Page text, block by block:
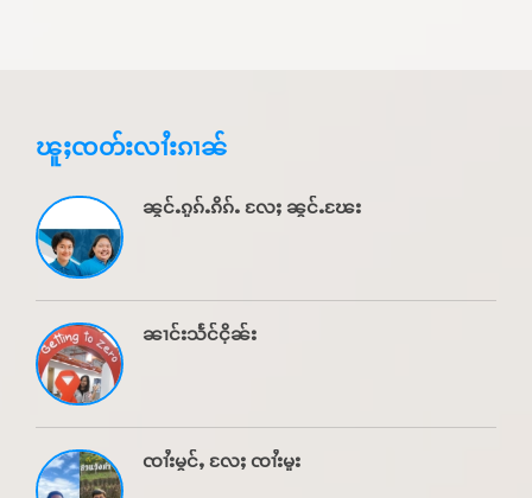
ၽူႈၸတ်းလၢႆးၵၢၼ်
ၼွင်ႉၵူၵ်ႉၵိၵ်ႉ လႄႈ ၼွင်ႉၽႄး
ၼၢင်းသႅင်ငိုၼ်း
ၸၢႆးမွင်ႇ လႄႈ ၸၢႆးမူး